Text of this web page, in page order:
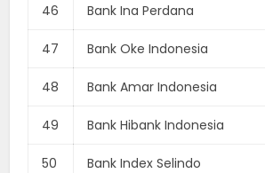
46 Bank Ina Perdana
47 Bank Oke Indonesia
48 Bank Amar Indonesia
49 Bank Hibank Indonesia
50 Bank Index Selindo